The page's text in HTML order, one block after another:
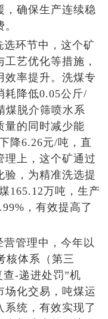
，确保生产连续稳
环节中，这个矿
艺优化等措施，
效率提升。洗煤专
耗降低0.05公斤/
煤脱介筛喷水系
量的同时减少能
降6.26元/吨，直
理上，这个矿通过
验，为精准洗选提
165.12万吨，生产
，有效提高了
管理中，今年以
核体系（第三
-递进处罚”机
场化交易，吨煤运
系统，有效实现了